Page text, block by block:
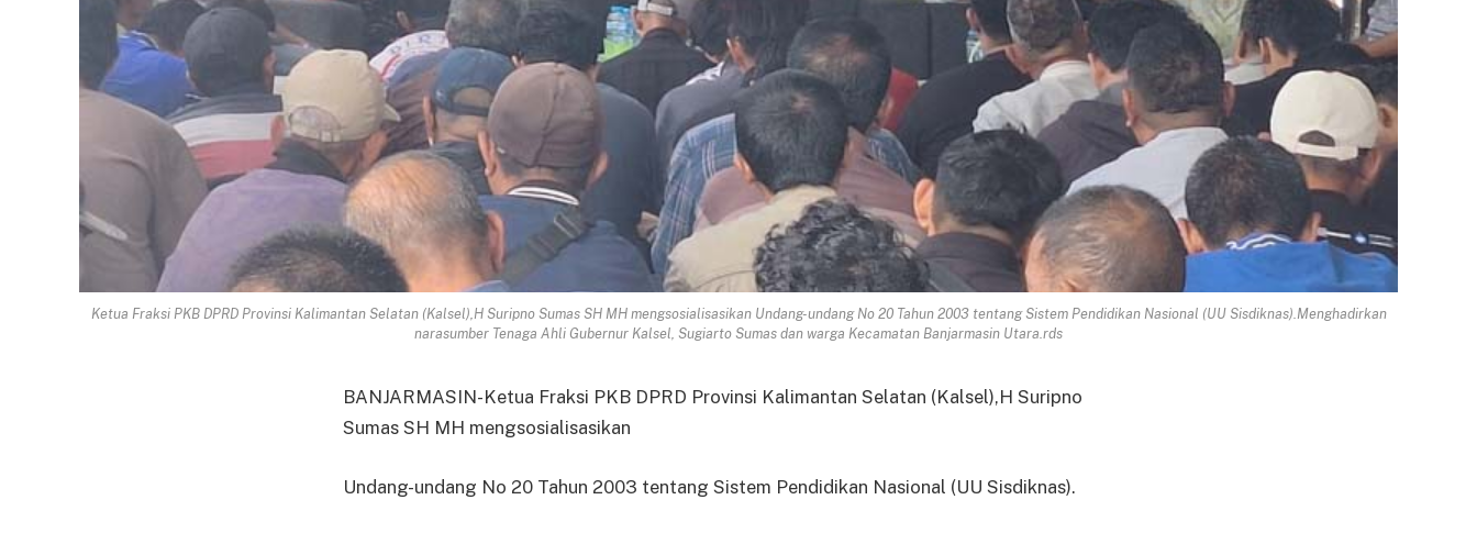
Ketua Fraksi PKB DPRD Provinsi Kalimantan Selatan (Kalsel),H Suripno Sumas SH MH mengsosialisasikan Undang-undang No 20 Tahun 2003 tentang Sistem Pendidikan Nasional (UU Sisdiknas).Menghadirkan
narasumber Tenaga Ahli Gubernur Kalsel, Sugiarto Sumas dan warga Kecamatan Banjarmasin Utara.rds
BANJARMASIN-Ketua Fraksi PKB DPRD Provinsi Kalimantan Selatan (Kalsel),H Suripno
Sumas SH MH mengsosialisasikan
Undang-undang No 20 Tahun 2003 tentang Sistem Pendidikan Nasional (UU Sisdiknas).